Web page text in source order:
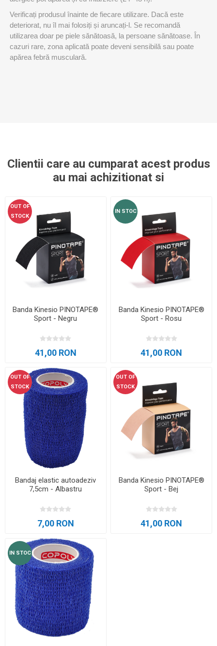
Verificați produsul înainte de fiecare utilizare. Dacă este
deteriorat, nu îl mai folosiți și aruncați-l. Se recomandă
utilizarea doar pe piele sănătoasă, la persoane sănătoase. În
cazuri rare, zona aplicată poate deveni sensibilă sau poate
apărea febră musculară.
Clientii care au cumparat acest produs
au mai achizitionat si
OUT OF
STOCK
Banda Kinesio PINOTAPE®
Sport - Negru
41,00 RON
IN STOC
Banda Kinesio PINOTAPE®
Sport - Rosu
41,00 RON
OUT OF
STOCK
Bandaj elastic autoadeziv
7,5cm - Albastru
7,00 RON
OUT OF
STOCK
Banda Kinesio PINOTAPE®
Sport - Bej
41,00 RON
IN STOC